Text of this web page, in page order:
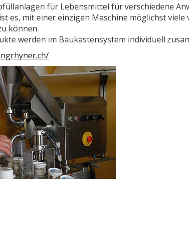
für Lebensmittel für verschiedene
es, mit einer einzigen Maschine möglichst
können.
werden im Baukastensystem individuell